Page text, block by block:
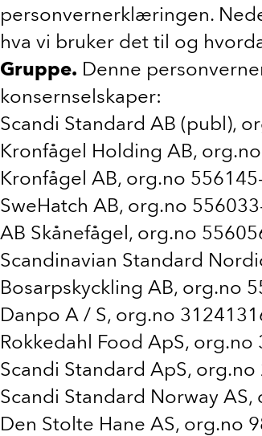
personvernerklæringen.
hva vi bruker det til og
Gruppe. Denne
konsernselskaper:
Scandi Standard AB (publ),
Kronfågel Holding AB,
Kronfågel AB, org.no
SweHatch AB, org.no
AB Skånefågel, org.no
Scandinavian Standard
Bosarpskyckling AB, org.no
Danpo A / S, org.no
Rokkedahl Food ApS,
Scandi Standard ApS,
Scandi Standard Norway
Den Stolte Hane AS, org.no